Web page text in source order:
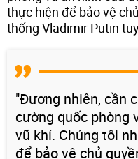
thực hiện để bảo vệ
thống Vladimir Putin
"Đương nhiên, cần
cường quốc phòng
vũ khí. Chúng tôi
để bảo vệ chủ